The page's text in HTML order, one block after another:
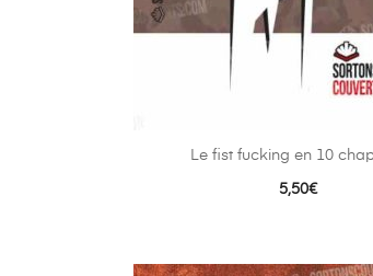
Le fist fucking en 10
5,50€